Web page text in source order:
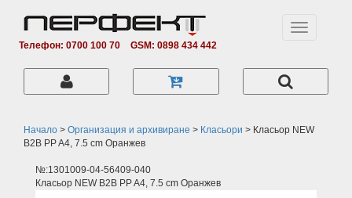
Телефон: 0700 100 70 GSM: 0898 434 442
Toggle
Начало > Организация и архивиране > Класьори > Класьор NEW
B2B PP A4, 7.5 cm Оранжев
№:1301009-04-56409-040
Класьор NEW B2B PP A4, 7.5 cm Оранжев